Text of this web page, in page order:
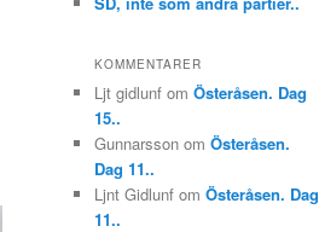
KOMMENTARER
Ljt gidlunf om Österåsen. Dag
15..
Gunnarsson om Österåsen.
Dag 11..
Ljnt Gidlunf om Österåsen. Dag
11..